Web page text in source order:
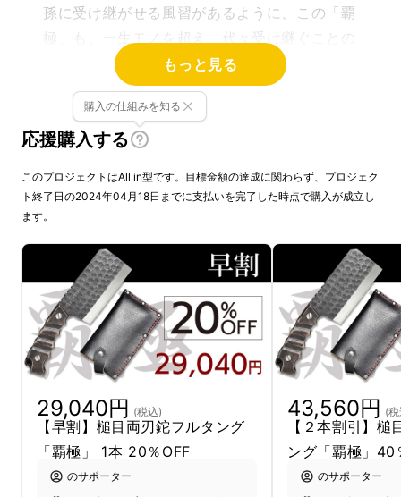
孫に受け継がせる風習があるように、この「覇
極」も、一生モノを超え、代々受け継ぐことの
できる代物です。
もっと見る
応援購入する
購入の仕組みを知る
このプロジェクトはAll in型です。目標金額の達成に関わらず、プロジェク
ト終了日の2024年04月18日までに支払いを完了した時点で購入が成立し
ます。
29,040円 (税込)
【早割】槌目両刃鉈フルタング
「覇極」 1本 20％OFF
のサポーター
43,560円 (
【２本割引】
ング「覇極」40
のサポーター